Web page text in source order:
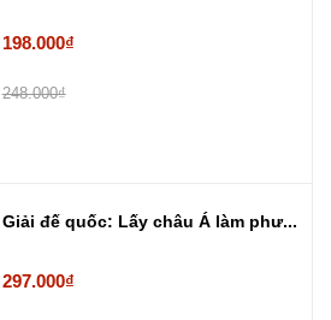
198.000₫
248.000₫
Giải đế quốc: Lấy châu Á làm phư...
297.000₫